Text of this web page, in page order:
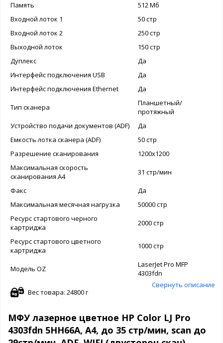
Память
512 Мб
Входной лоток 1
50 стр
Входной лоток 2
250 стр
Выходной лоток
150 стр
Дуплекс
Да
Интерфейс подключения USB
Да
Интерфейс подключения Ethernet
Да
Тип сканера
Планшетный/
протяжный
Устройство подачи документов (ADF)
Да
Емкость лотка сканера (ADF)
50 стр
Разрешение сканирования
1200x1200
Максимальная скорость
сканирования A4
31 стр/мин
Факс
Да
Максимальная месячная нагрузка
50000 стр
Ресурс стартового черного
картриджа
2000 стр
Ресурс стартового цветного
картриджа
1000 стр
Модель OZ
LaserJet Pro MFP
4303fdn
Свернуть описание
Вес товара: 24800 г
МФУ лазерное цветное HP Color LJ Pro
4303fdn 5HH66A, А4, до 35 стр/мин, scan до